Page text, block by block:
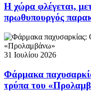
Η χώρα φλέγεται,
πρωθυπουργός
31 Ιουλίου 2026
Φάρμακα
τρύπα του